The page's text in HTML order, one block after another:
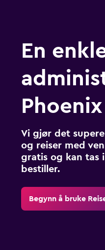
En
Vi gjør det
og reiser med
gratis og kan tas
bestiller.
Begynn å bruke